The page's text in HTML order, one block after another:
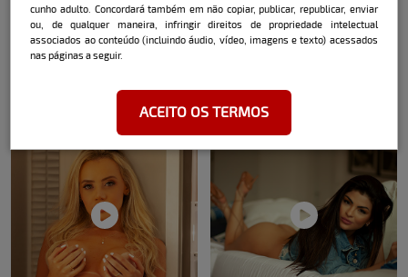
Gisele Maria Prih Cavalheiro
cunho adulto. Concordará também em não copiar, publicar, republicar, enviar
ou, de qualquer maneira, infringir direitos de propriedade intelectual
associados ao conteúdo (incluindo áudio, vídeo, imagens e texto) acessados
nas páginas a seguir.
ACEITO OS TERMOS